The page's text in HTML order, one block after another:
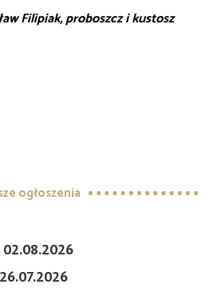
Filipiak, proboszcz i kustosz
ogłoszenia